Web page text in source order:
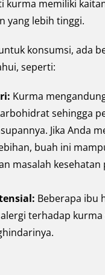
kurma memiliki
yang lebih tinggi.
konsumsi, ada
seperti:
Kurma
sehingga
Jika Anda
buah ini
masalah kesehatan
Beberapa ibu
terhadap kurma